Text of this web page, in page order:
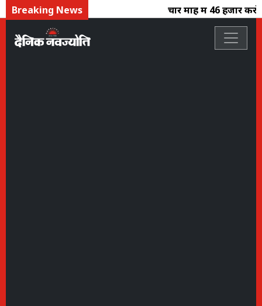
Breaking News चार माह में 46 हजार करोड़